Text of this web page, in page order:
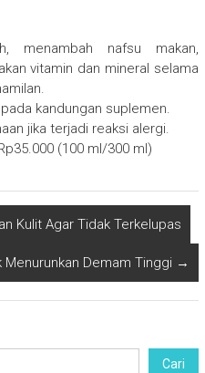
menambah nafsu makan,
vitamin dan mineral selama
kandungan suplemen.
jika terjadi reaksi alergi.
(100 ml/300 ml)
Kulit Agar Tidak Terkelupas
Demam Tinggi →
Cari